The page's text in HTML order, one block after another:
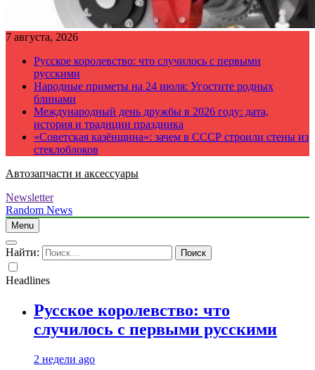
7 августа, 2026
Русское королевство: что случилось с первыми
русскими
Народные приметы на 24 июля: Угостите родных
блинами
Международный день дружбы в 2026 году: дата,
история и традиции праздника
«Советская казёнщина»: зачем в СССР строили стены из
стеклоблоков
Автозапчасти и аксессуары
Newsletter
Random News
Menu
Найти:
Headlines
Русское королевство: что
случилось с первыми русскими
2 недели ago